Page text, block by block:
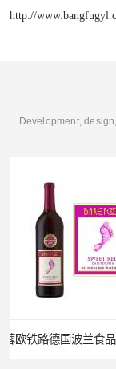
http://
Development,